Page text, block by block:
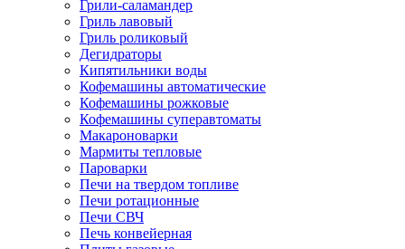
Грили-саламандер
Гриль лавовый
Гриль роликовый
Дегидраторы
Кипятильники воды
Кофемашины автоматические
Кофемашины рожковые
Кофемашины суперавтоматы
Макароноварки
Мармиты тепловые
Пароварки
Печи на твердом топливе
Печи ротационные
Печи СВЧ
Печь конвейерная